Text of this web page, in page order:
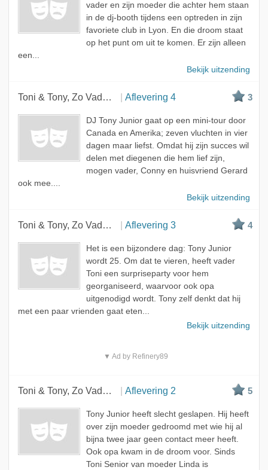
vader en zijn moeder die achter hem staan
in de dj-booth tijdens een optreden in zijn
favoriete club in Lyon. En die droom staat
op het punt om uit te komen. Er zijn alleen
een...
Bekijk uitzending
Toni & Tony, Zo Vader Zo Zoon Aflevering 4 3
DJ Tony Junior gaat op een mini-tour door
Canada en Amerika; zeven vluchten in vier
dagen maar liefst. Omdat hij zijn succes wil
delen met diegenen die hem lief zijn,
mogen vader, Conny en huisvriend Gerard
ook mee....
Bekijk uitzending
Toni & Tony, Zo Vader Zo Zoon Aflevering 3 4
Het is een bijzondere dag: Tony Junior
wordt 25. Om dat te vieren, heeft vader
Toni een surpriseparty voor hem
georganiseerd, waarvoor ook opa
uitgenodigd wordt. Tony zelf denkt dat hij
met een paar vrienden gaat eten...
Bekijk uitzending
▼ Ad by Refinery89
Toni & Tony, Zo Vader Zo Zoon Aflevering 2 5
Tony Junior heeft slecht geslapen. Hij heeft
over zijn moeder gedroomd met wie hij al
bijna twee jaar geen contact meer heeft.
Ook opa kwam in de droom voor. Sinds
Toni Senior van moeder Linda is